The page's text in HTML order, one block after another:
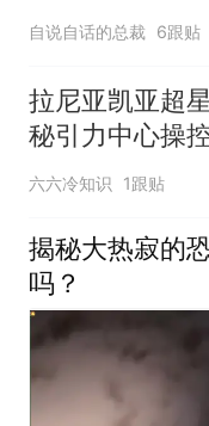
一次地球,还有
怖之一
自说自话的总裁 6跟贴
拉尼亚凯亚超
秘引力中心操
动，牵引银河
六六冷知识 1跟贴
揭秘大热寂的
吗？